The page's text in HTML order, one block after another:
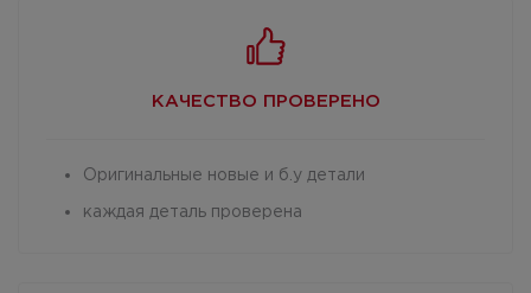
КАЧЕСТВО ПРОВЕРЕНО
Оригинальные новые и б.у детали
каждая деталь проверена